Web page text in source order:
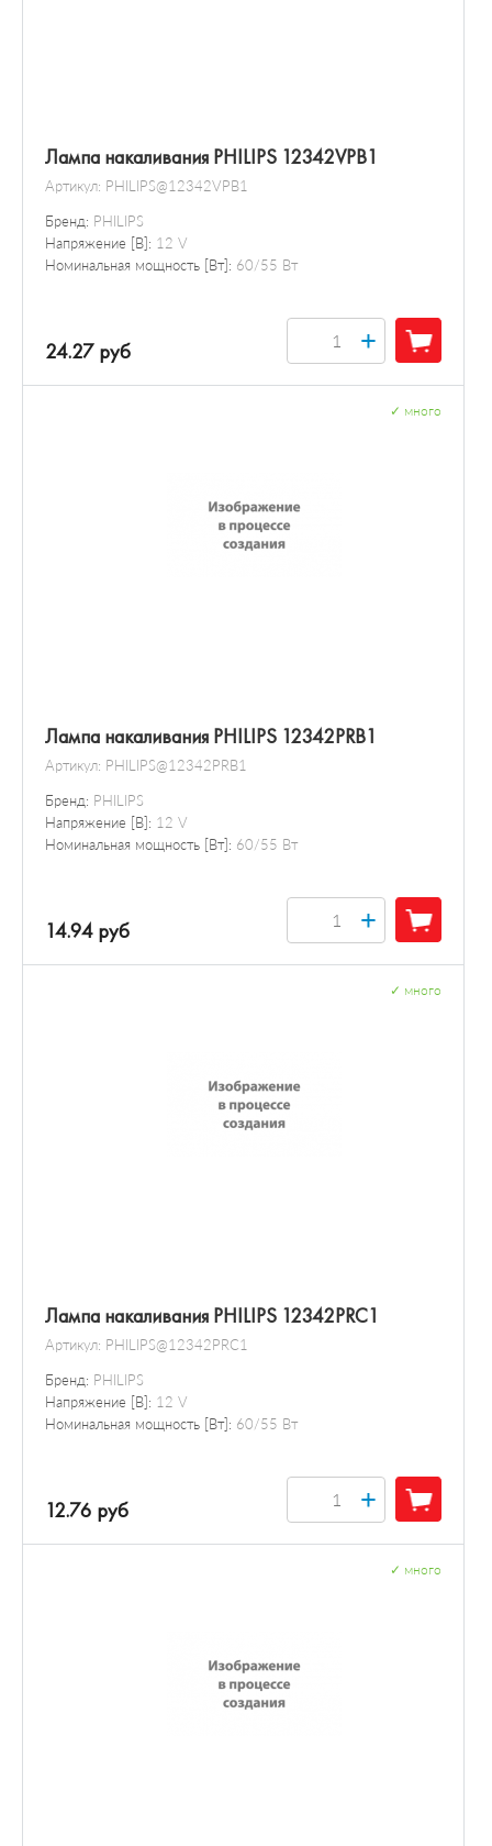
Лампа накаливания PHILIPS 12342VPB1
Артикул: PHILIPS@12342VPB1
Бренд: PHILIPS
Напряжение [В]: 12 V
Номинальная мощность [Вт]: 60/55 Вт
24.27 руб +
Лампа накаливания PHILIPS 12342PRB1
Артикул: PHILIPS@12342PRB1
Бренд: PHILIPS
Напряжение [В]: 12 V
Номинальная мощность [Вт]: 60/55 Вт
много
14.94 руб +
Лампа накаливания PHILIPS 12342PRC1
Артикул: PHILIPS@12342PRC1
Бренд: PHILIPS
Напряжение [В]: 12 V
Номинальная мощность [Вт]: 60/55 Вт
много
12.76 руб +
много